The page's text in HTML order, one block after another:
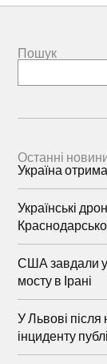
Пошук
Останні
Україна
Українські
США завдали
мосту в Ірані
У Львові
інциденту